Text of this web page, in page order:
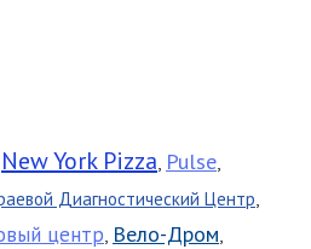
New York Pizza, Pulse,
Диагностический Центр,
центр, Вело-Дром,